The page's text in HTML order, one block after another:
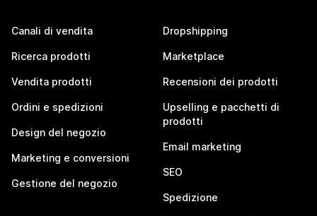
Canali di vendita
Ricerca prodotti
Vendita prodotti
Ordini e spedizioni
Design del negozio
Marketing e conversioni
Gestione del negozio
Dropshipping
Marketplace
Recensioni dei prodotti
Upselling e pacchetti di
prodotti
Email marketing
SEO
Spedizione